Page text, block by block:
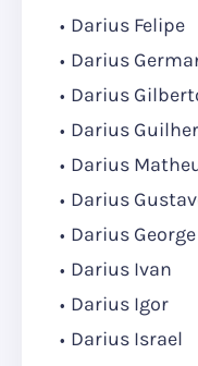
Darius Felipe
Darius
Darius
Darius
Darius
Darius
Darius George
Darius Ivan
Darius Igor
Darius Israel